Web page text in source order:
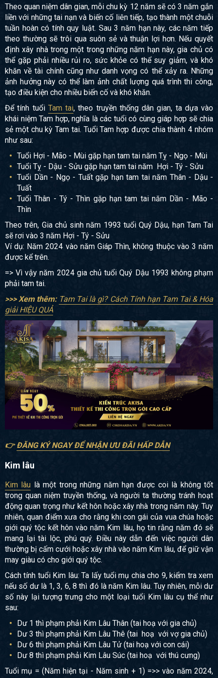
Theo quan niệm dân gian, mỗi chu kỳ 12 năm sẽ có 3 năm gắn
liền với những tai nạn và biến cố liên tiếp, tạo thành một chuỗi
tuần hoàn có tính quy luật. Sau 3 năm hạn này, các năm tiếp
theo thường sẽ trôi qua suôn sẻ và thuận lợi hơn. Nếu quyết
định xây nhà trong một trong những năm hạn này, gia chủ có
thể gặp phải nhiều rủi ro, sức khỏe có thể suy giảm, và khó
khăn về tài chính cũng như danh vọng có thể xảy ra. Những
ảnh hưởng này có thể làm ảnh chất lượng quá trình thi công,
tạo điều kiện cho nhiều biến cố và khó khăn.
Để tính tuổi Tam tai, theo truyền thống dân gian, ta dựa vào
khái niệm Tam hợp, nghĩa là các tuổi có cùng giáp hợp sẽ chia
sẻ một chu kỳ Tam tai. Tuổi Tam hợp được chia thành 4 nhóm
như sau:
Tuổi Hợi - Mão - Mùi gặp hạn tam tai năm Tỵ - Ngọ - Mùi
Tuổi Tỵ - Dậu - Sửu gặp hạn tam tai năm Hợi - Tý - Sửu
Tuổi Dần - Ngọ - Tuất gặp hạn tam tai năm Thân - Dậu -
Tuất
Tuổi Thân - Tý - Thìn gặp hạn tam tai năm Dần - Mão -
Thìn
Theo trên, Gia chủ sinh năm 1993 tuổi Quý Dậu, hạn Tam Tai
sẽ rơi vào 3 năm Hợi - Tý - Sửu
Ví dụ: Năm 2024 vào năm Giáp Thìn, không thuộc vào 3 năm
được kể trên.
=> Vì vậy năm 2024 gia chủ tuổi Quý Dậu 1993 không phạm
phải tam tai.
>>> Xem thêm: Tam Tai là gì? Cách Tính hạn Tam Tai & Hóa
giải HIỆU QUẢ
👉ĐĂNG KÝ NGAY ĐỂ NHẬN ƯU ĐÃI HẤP DẪN
Kim lâu
Kim lâu là một trong những năm hạn được coi là không tốt
trong quan niệm truyền thống, và người ta thường tránh hoạt
động quan trọng như kết hôn hoặc xây nhà trong năm này. Tuy
nhiên, quan điểm xưa cho rằng khi con gái của vua chúa hoặc
giới quý tộc kết hôn vào năm Kim lâu, họ tin rằng năm đó sẽ
mang lại tài lộc, phú quý. Điều này dẫn đến việc người dân
thường bị cấm cưới hoặc xây nhà vào năm Kim lâu, để giữ vận
may giàu có cho giới quý tộc.
Cách tính tuổi Kim lâu: Ta lấy tuổi mụ chia cho 9, kiểm tra xem
nếu số dư là 1, 3, 6, 8 thì đó là năm Kim lâu. Tuy nhiên, mỗi dư
số này lại tượng trưng cho một loại tuổi Kim lâu cụ thể như
sau:
Dư 1 thì phạm phải Kim Lâu Thân (tai hoạ với gia chủ)
Dư 3 thì phạm phải Kim Lâu Thê (tai hoạ với vợ gia chủ)
Dư 6 thì phạm phải Kim Lâu Tử (tai hoạ với con cái)
Dư 8 thì phạm phải Kim Lâu Súc (tai hoạ với thú cưng)
Tuổi mụ = (Năm hiện tại - Năm sinh + 1) =>> vào năm 2024,